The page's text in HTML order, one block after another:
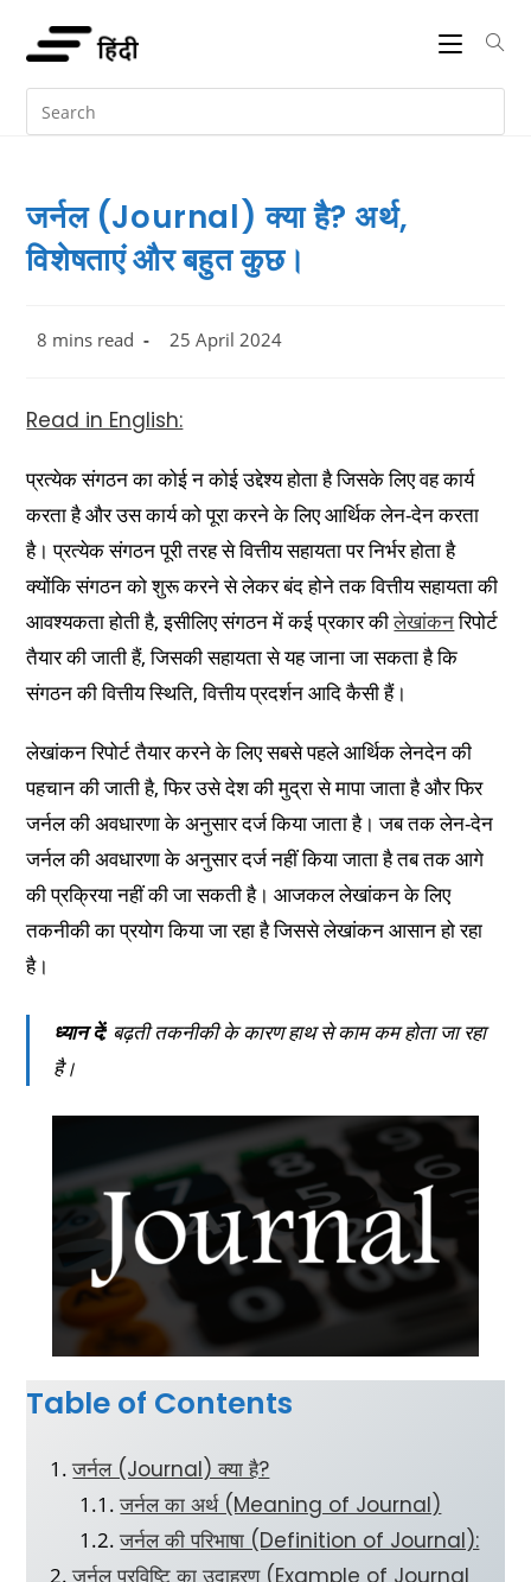
जर्नल (Journal) क्या है? अर्थ,
विशेषताएं और बहुत कुछ।
8 mins read 25 April 2024
Read in English:
प्रत्येक संगठन का कोई न कोई उद्देश्य होता है जिसके लिए वह कार्य
करता है और उस कार्य को पूरा करने के लिए आर्थिक लेन-देन करता
है। प्रत्येक संगठन पूरी तरह से वित्तीय सहायता पर निर्भर होता है
क्योंकि संगठन को शुरू करने से लेकर बंद होने तक वित्तीय सहायता की
आवश्यकता होती है, इसीलिए संगठन में कई प्रकार कीलेखांकनरिपोर्ट
तैयार की जाती हैं, जिसकी सहायता से यह जाना जा सकता है कि
संगठन की वित्तीय स्थिति, वित्तीय प्रदर्शन आदि कैसी हैं।
लेखांकन रिपोर्ट तैयार करने के लिए सबसे पहले आर्थिक लेनदेन की
पहचान की जाती है, फिर उसे देश की मुद्रा से मापा जाता है और फिर
जर्नल की अवधारणा के अनुसार दर्ज किया जाता है। जब तक लेन-देन
जर्नल की अवधारणा के अनुसार दर्ज नहीं किया जाता है तब तक आगे
की प्रक्रिया नहीं की जा सकती है। आजकल लेखांकन के लिए
तकनीकी का प्रयोग किया जा रहा है जिससे लेखांकन आसान हो रहा
है।
ध्यान दें: बढ़ती तकनीकी के कारण हाथ से काम कम होता जा रहा
है।
Table of Contents
जर्नल (Journal) क्या है?
जर्नल का अर्थ (Meaning of Journal)
जर्नल की परिभाषा (Definition of Journal):
जर्नल प्रविष्टि का उदाहरण (Example of Journal